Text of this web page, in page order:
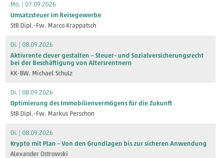
Mo. | 07.09.2026
Umsatzsteuer im Reisegewerbe
StB Dipl.-Fw. Marco Krappatsch
Di. | 08.09.2026
Aktivrente clever gestalten – Steuer- und Sozialversicherungsrecht
bei der Beschäftigung von Altersrentnern
KK-BW. Michael Schulz
Di. | 08.09.2026
Optimierung des Immobilienvermögens für die Zukunft
StB Dipl.-Fw. Markus Perschon
Di. | 08.09.2026
Krypto mit Plan – Von den Grundlagen bis zur sicheren Anwendung
Alexander Ostrowski